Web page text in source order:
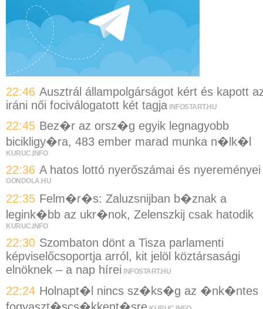
22:46 Ausztrál állampolgárságot kért és kapott
iráni női fociválogatott két tagja INFOSTART.HU
22:45 Bez�r az orsz�g egyik legnagyobb
bicikligy�ra, 483 ember marad munka n�lk�l
KURUC.INFO
22:36 A hatos lottó nyerőszámai és nyereményei
GONDOLA.HU
22:35 Felm�r�s: Zaluzsnijban b�znak a
legink�bb az ukr�nok, Zelenszkij csak hatodik
KURUC.INFO
22:30 Szombaton dönt a Tisza parlamenti
képviselőcsoportja arról, kit jelöl köztársasági
elnöknek – a nap hírei
INFOSTART.HU
22:24 Holnapt�l nincs sz�ks�g az �nk�ntes
fogyaszt�scs�kkent�sre